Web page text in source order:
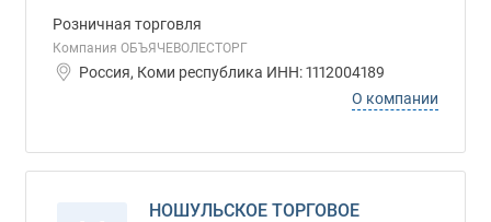
Розничная торговля
Компания ОБЪЯЧЕВОЛЕСТОРГ
Россия, Коми республика ИНН: 1112004189
О компании
НОШУЛЬСКОЕ ТОРГОВОЕ